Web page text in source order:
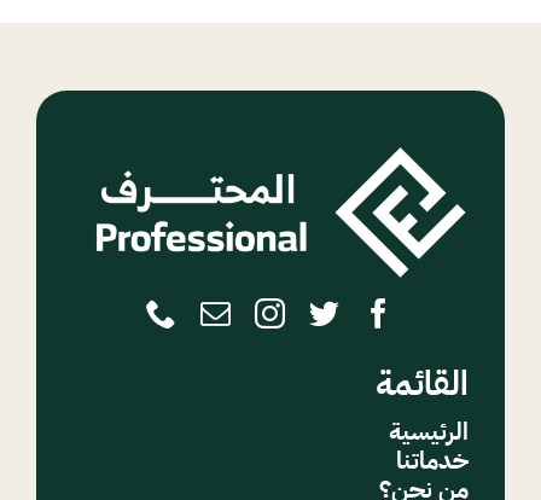
القائمة
الرئيسية
خدماتنا
من نحن؟